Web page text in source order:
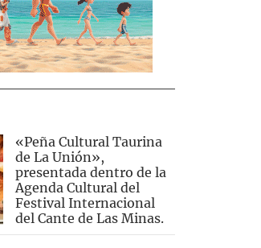
«Peña Cultural Taurina
de La Unión»,
presentada dentro de la
Agenda Cultural del
Festival Internacional
del Cante de Las Minas.